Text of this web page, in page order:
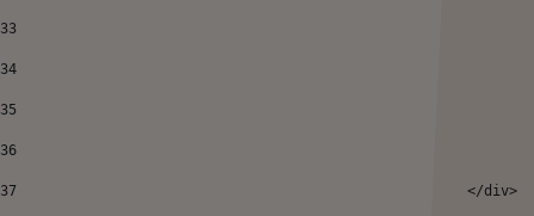
33
34
35
36
37